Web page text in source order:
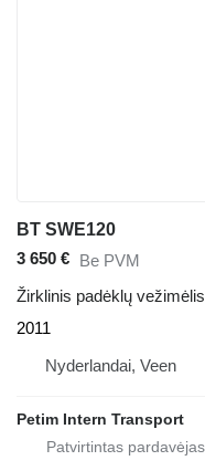
BT SWE120
3 650 € Be PVM
Žirklinis padėklų vežimėlis
2011
Nyderlandai, Veen
Petim Intern Transport